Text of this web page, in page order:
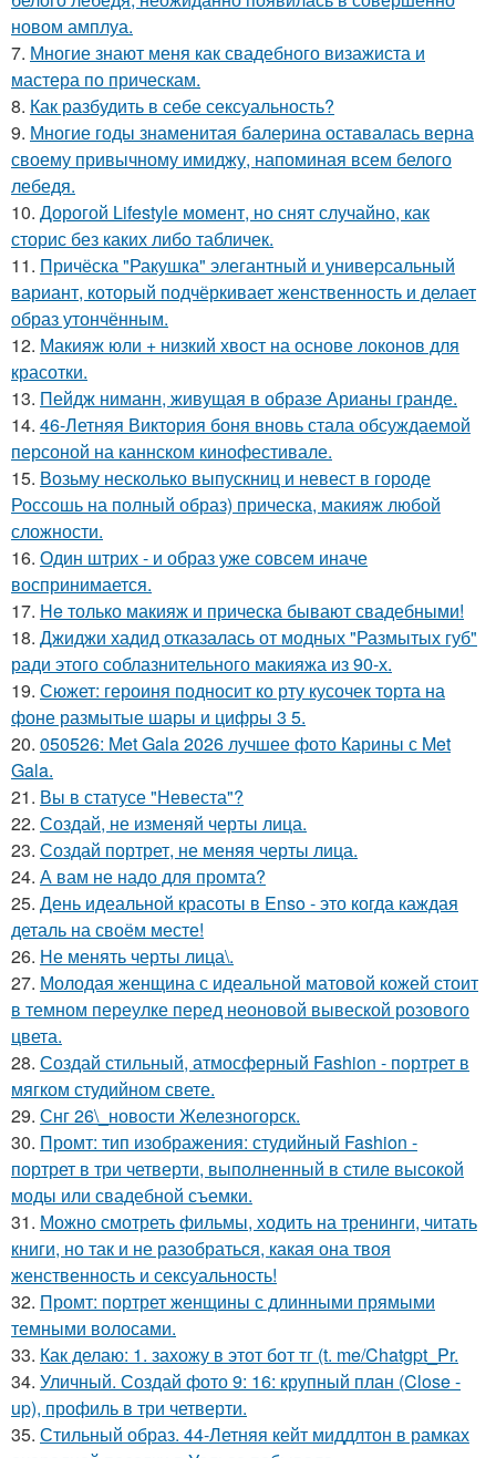
новом амплуа.
7. Многие знают меня как свадебного визажиста и
мастера по прическам.
8. Как разбудить в себе сексуальность?
9. Многие годы знаменитая балерина оставалась верна
своему привычному имиджу, напоминая всем белого
лебедя.
10. Дорогой Lifestyle момент, но снят случайно, как
сторис без каких либо табличек.
11. Причёска "Ракушка" элегантный и универсальный
вариант, который подчёркивает женственность и делает
образ утончённым.
12. Макияж юли + низкий хвост на основе локонов для
красотки.
13. Пейдж ниманн, живущая в образе Арианы гранде.
14. 46-Летняя Виктория боня вновь стала обсуждаемой
персоной на каннском кинофестивале.
15. Возьму несколько выпускниц и невест в городе
Россошь на полный образ) прическа, макияж любой
сложности.
16. Один штрих - и образ уже совсем иначе
воспринимается.
17. He только макияж и прическа бывают свадебными!
18. Джиджи хадид отказалась от модных "Размытых губ"
ради этого соблазнительного макияжа из 90-х.
19. Сюжет: героиня подносит ко рту кусочек торта на
фоне размытые шары и цифры 3 5.
20. 050526: Met Gala 2026 лучшее фото Карины с Met
Gala.
21. Вы в статусе "Невеста"?
22. Создай, не изменяй черты лица.
23. Создай портрет, не меняя черты лица.
24. А вам не надо для промта?
25. День идеальной красоты в Enso - это когда каждая
деталь на своём месте!
26. Не менять черты лица\.
27. Молодая женщина с идеальной матовой кожей стоит
в темном переулке перед неоновой вывеской розового
цвета.
28. Создай стильный, атмосферный Fashion - портрет в
мягком студийном свете.
29. Снг 26\_новости Железногорск.
30. Промт: тип изображения: студийный Fashion -
портрет в три четверти, выполненный в стиле высокой
моды или свадебной съемки.
31. Можно смотреть фильмы, ходить на тренинги, читать
книги, но так и не разобраться, какая она твоя
женственность и сексуальность!
32. Промт: портрет женщины с длинными прямыми
темными волосами.
33. Как делаю: 1. захожу в этот бот тг (t. me/Chatgpt_Pr.
34. Уличный. Создай фото 9: 16: крупный план (Close -
up), профиль в три четверти.
35. Стильный образ. 44-Летняя кейт миддлтон в рамках